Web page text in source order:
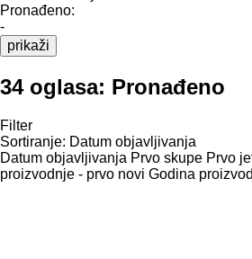
Pronađeno:
-
prikaži
34 oglasa: Pronađeno
Filter
Sortiranje: Datum objavljivanja
Datum objavljivanja Prvo skupe Prvo
proizvodnje - prvo novi Godina